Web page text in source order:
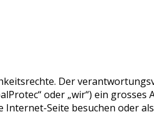
Der
oder „wir“) ein
Seite besuchen oder